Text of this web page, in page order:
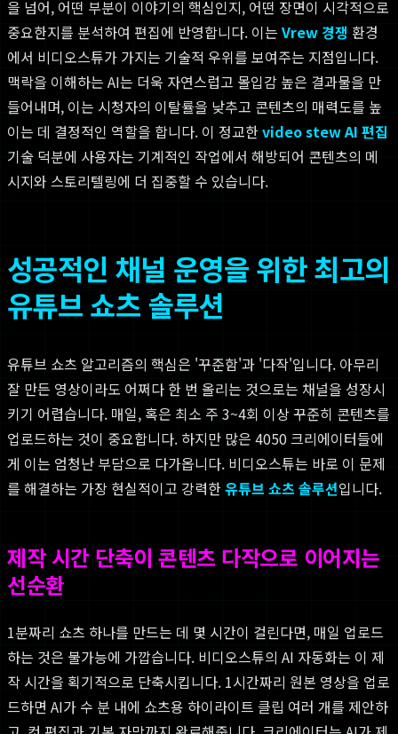
을 넘어, 어떤 부분이 이야기의 핵심인지, 어떤 장면이 시각적으로
중요한지를 분석하여 편집에 반영합니다. 이는 Vrew 경쟁 환경
에서 비디오스튜가 가지는 기술적 우위를 보여주는 지점입니다.
맥락을 이해하는 AI는 더욱 자연스럽고 몰입감 높은 결과물을 만
들어내며, 이는 시청자의 이탈률을 낮추고 콘텐츠의 매력도를 높
이는 데 결정적인 역할을 합니다. 이 정교한video stew AI 편집
기술 덕분에 사용자는 기계적인 작업에서 해방되어 콘텐츠의 메
시지와 스토리텔링에 더 집중할 수 있습니다.
성공적인 채널 운영을 위한 최고의
유튜브 쇼츠 솔루션
유튜브 쇼츠 알고리즘의 핵심은 '꾸준함'과 '다작'입니다. 아무리
잘 만든 영상이라도 어쩌다 한 번 올리는 것으로는 채널을 성장시
키기 어렵습니다. 매일, 혹은 최소 주 3~4회 이상 꾸준히 콘텐츠를
업로드하는 것이 중요합니다. 하지만 많은 4050 크리에이터들에
게 이는 엄청난 부담으로 다가옵니다. 비디오스튜는 바로 이 문제
를 해결하는 가장 현실적이고 강력한유튜브 쇼츠 솔루션입니다.
제작 시간 단축이 콘텐츠 다작으로 이어지는
선순환
1분짜리 쇼츠 하나를 만드는 데 몇 시간이 걸린다면, 매일 업로드
하는 것은 불가능에 가깝습니다. 비디오스튜의 AI 자동화는 이 제
작 시간을 획기적으로 단축시킵니다. 1시간짜리 원본 영상을 업로
드하면 AI가 수 분 내에 쇼츠용 하이라이트 클립 여러 개를 제안하